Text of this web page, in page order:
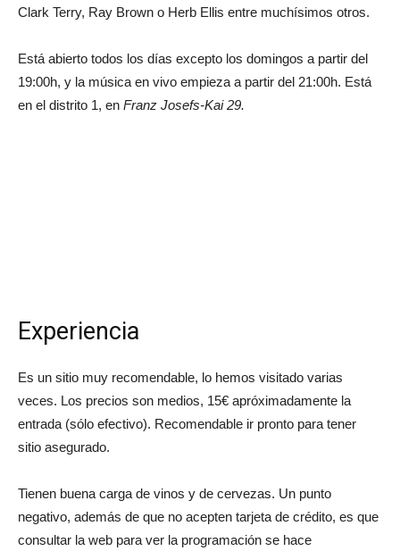
Clark Terry, Ray Brown o Herb Ellis entre muchísimos otros.
Está abierto todos los días excepto los domingos a partir del
19:00h, y la música en vivo empieza a partir del 21:00h. Está
en el distrito 1, en Franz Josefs-Kai 29.
Experiencia
Es un sitio muy recomendable, lo hemos visitado varias
veces. Los precios son medios, 15€ apróximadamente la
entrada (sólo efectivo). Recomendable ir pronto para tener
sitio asegurado.
Tienen buena carga de vinos y de cervezas. Un punto
negativo, además de que no acepten tarjeta de crédito, es que
consultar la web para ver la programación se hace